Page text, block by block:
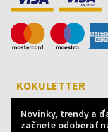
KOKULETTER
Novinky, trendy a
začnete odoberať